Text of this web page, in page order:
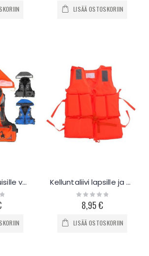
LISÄÄ OSTOSKORIIN
Kelluntaliivi aikuisille vesiharrastuksiin Kelluntaliivi lapsille ja aikuisille
Rating:
0%8,95 €
LISÄÄ OSTOSKORIIN